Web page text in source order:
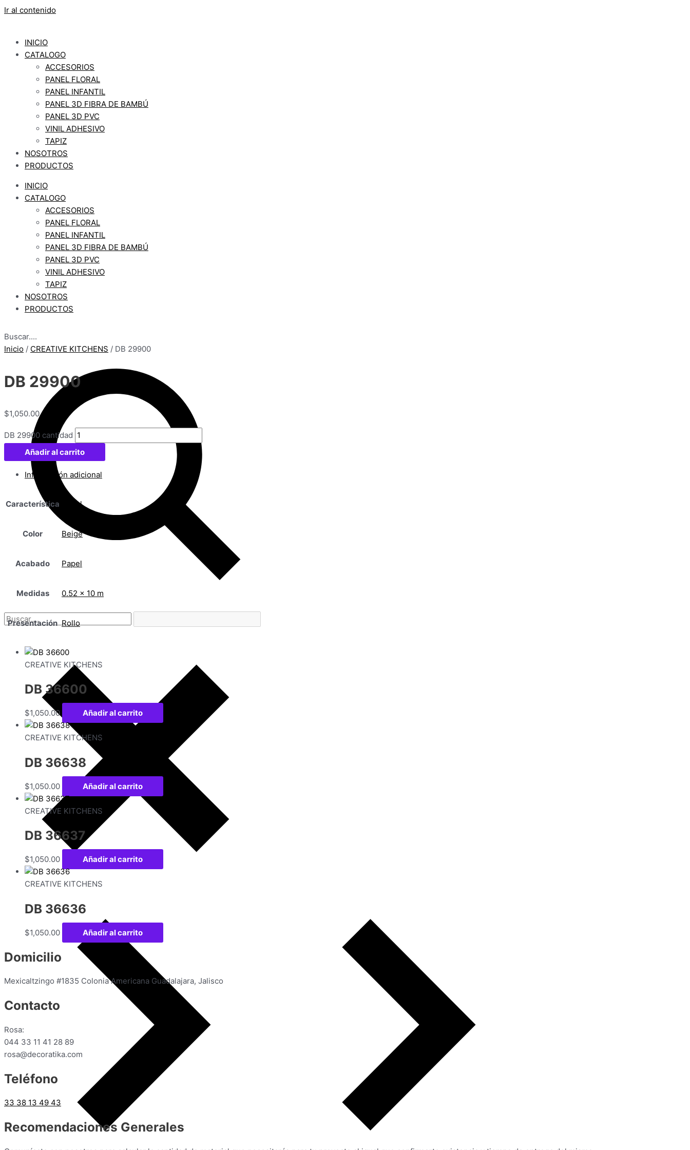
Ir al contenido
INICIO
CATALOGO
ACCESORIOS
PANEL FLORAL
PANEL INFANTIL
PANEL 3D FIBRA DE BAMBÚ
PANEL 3D PVC
VINIL ADHESIVO
TAPIZ
NOSOTROS
PRODUCTOS
INICIO
CATALOGO
ACCESORIOS
PANEL FLORAL
PANEL INFANTIL
PANEL 3D FIBRA DE BAMBÚ
PANEL 3D PVC
VINIL ADHESIVO
TAPIZ
NOSOTROS
PRODUCTOS
Buscar....
Inicio / CREATIVE KITCHENS / DB 29900
DB 29900
$1,050.00
DB 29900 cantidad
Añadir al carrito
Información adicional
Característica Floral
Color Beige
Acabado Papel
Medidas 0.52 x 10 m
Presentación Rollo
CREATIVE KITCHENS
DB 36600
$1,050.00 Añadir al carrito
CREATIVE KITCHENS
DB 36638
$1,050.00 Añadir al carrito
CREATIVE KITCHENS
DB 36637
$1,050.00 Añadir al carrito
CREATIVE KITCHENS
DB 36636
$1,050.00 Añadir al carrito
Domicilio
Mexicaltzingo #1835 Colonia Americana Guadalajara, Jalisco
Contacto
Rosa:
044 33 11 41 28 89
rosa@decoratika.com
Teléfono
33 38 13 49 43
Recomendaciones Generales